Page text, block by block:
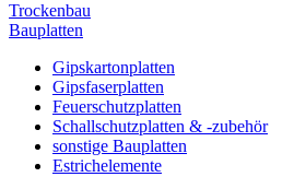
Trockenbau
Bauplatten
Gipskartonplatten
Gipsfaserplatten
Feuerschutzplatten
Schallschutzplatten & -zubehör
sonstige Bauplatten
Estrichelemente